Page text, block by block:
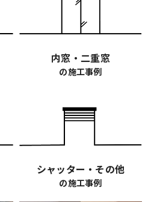
内窓・二重窓
の施工事例
シャッター・その他
の施工事例